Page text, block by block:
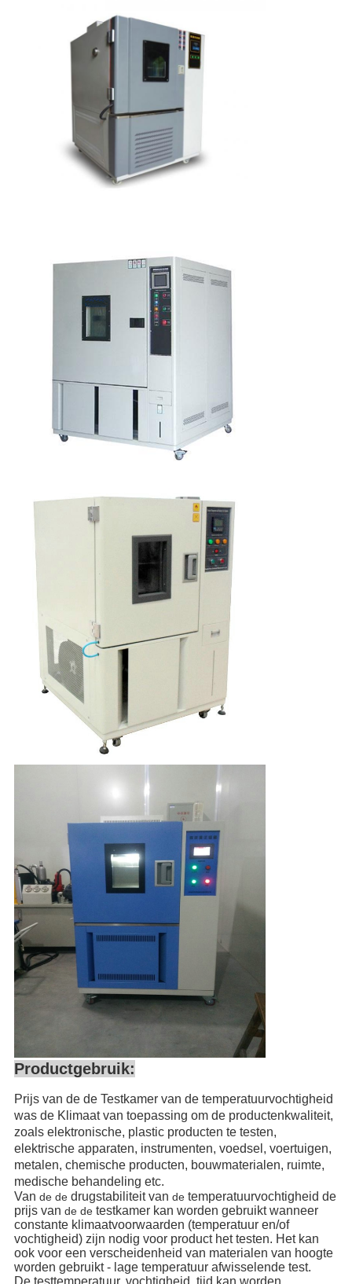
Productgebruik:
Prijs van de de Testkamer van de temperatuurvochtigheid
was de Klimaat van toepassing om de productenkwaliteit,
zoals elektronische, plastic producten te testen,
elektrische apparaten, instrumenten, voedsel, voertuigen,
metalen, chemische producten, bouwmaterialen, ruimte,
medische behandeling etc.
Van de de drugstabiliteit van de temperatuurvochtigheid de
prijs van de de testkamer kan worden gebruikt wanneer
constante klimaatvoorwaarden (temperatuur en/of
vochtigheid) zijn nodig voor product het testen. Het kan
ook voor een verscheidenheid van materialen van hoogte
worden gebruikt - lage temperatuur afwisselende test.
De testtemperatuur, vochtigheid, tijd kan worden